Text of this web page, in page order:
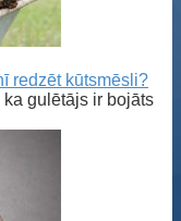
redzēt kūtsmēsli?
gulētājs ir bojāts